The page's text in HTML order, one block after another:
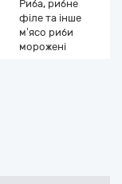
Риба, рибне
філе та інше
м’ясо риби
морожені